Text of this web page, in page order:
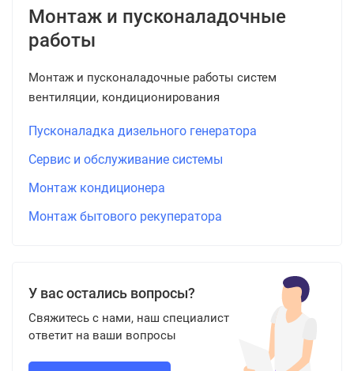
Монтаж и пусконаладочные
работы
Монтаж и пусконаладочные работы систем
вентиляции, кондиционирования
Пусконаладка дизельного генератора
Сервис и обслуживание системы
Монтаж кондиционера
Монтаж бытового рекуператора
У вас остались вопросы?
Свяжитесь с нами, наш специалист
ответит на ваши вопросы